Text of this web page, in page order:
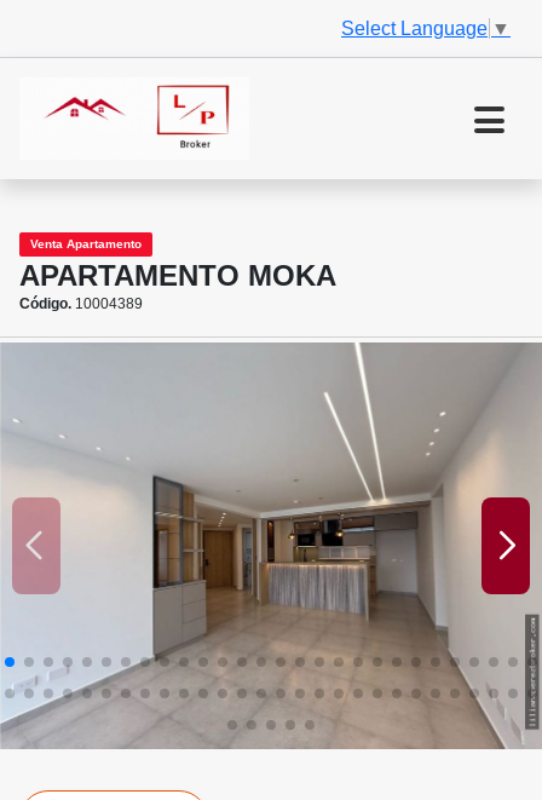
Select Language ▼
Venta Apartamento
APARTAMENTO MOKA
Código. 10004389